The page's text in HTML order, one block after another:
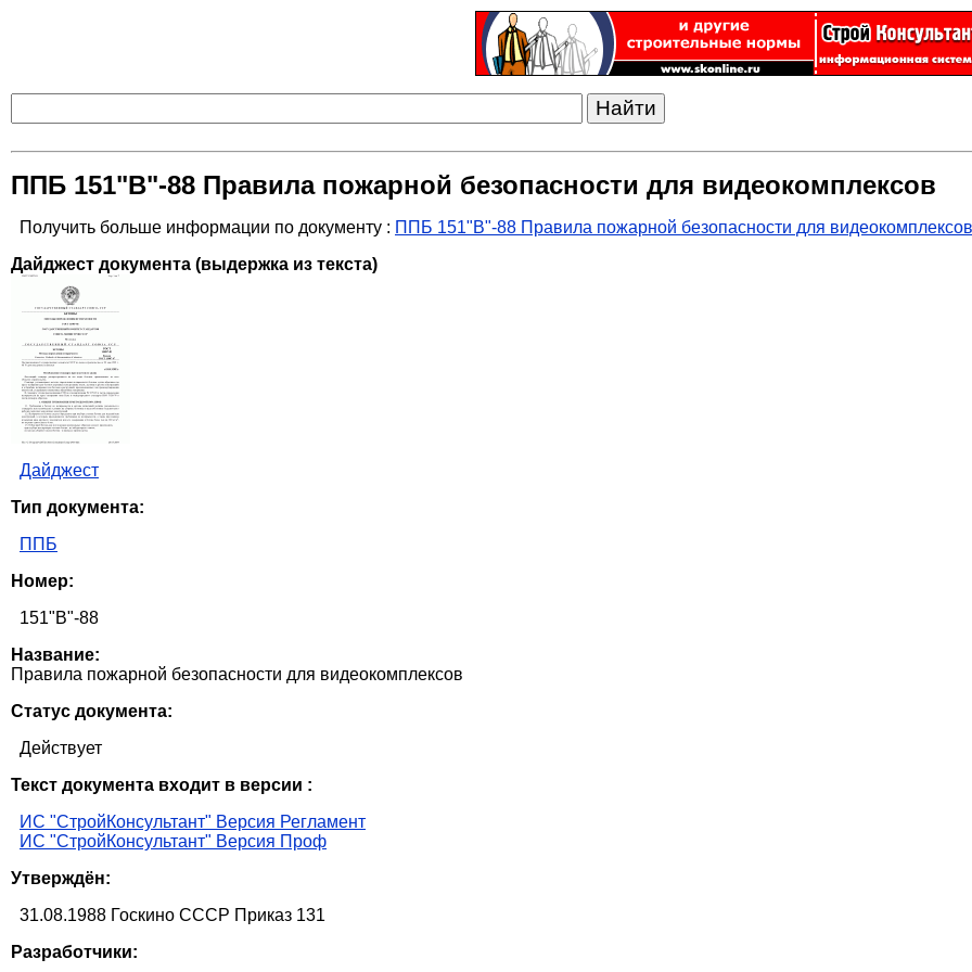
ППБ 151"В"-88 Правила пожарной безопасности для видеокомплексов
Получить больше информации по документу : ППБ 151"В"-88 Правила пожарной безопасности для видеокомплексов
Дайджест документа (выдержка из текста)
Дайджест
Тип документа:
ППБ
Номер:
151"В"-88
Название:
Правила пожарной безопасности для видеокомплексов
Статус документа:
Действует
Текст документа входит в версии :
ИС "СтройКонсультант" Версия Регламент
ИС "СтройКонсультант" Версия Проф
Утверждён:
31.08.1988 Госкино СССР Приказ 131
Разработчики: